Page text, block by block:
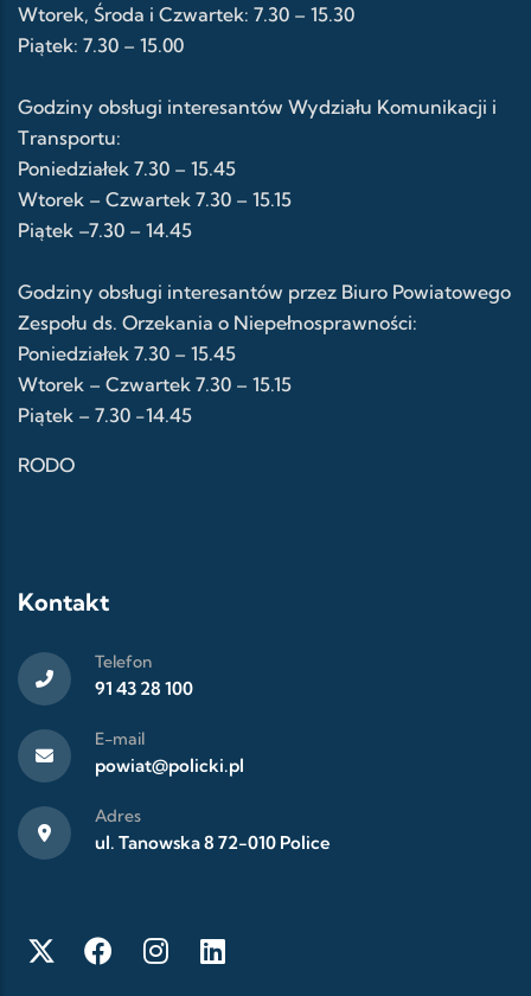
Wtorek, Środa i Czwartek: 7.30 – 15.30
Piątek: 7.30 – 15.00
Godziny obsługi interesantów Wydziału Komunikacji i
Transportu:
Poniedziałek 7.30 – 15.45
Wtorek – Czwartek 7.30 – 15.15
Piątek –7.30 – 14.45
Godziny obsługi interesantów przez Biuro Powiatowego
Zespołu ds. Orzekania o Niepełnosprawności:
Poniedziałek 7.30 – 15.45
Wtorek – Czwartek 7.30 – 15.15
Piątek – 7.30 -14.45
RODO
Kontakt
Telefon
91 43 28 100
E-mail
powiat@policki.pl
Adres
ul. Tanowska 8 72-010 Police